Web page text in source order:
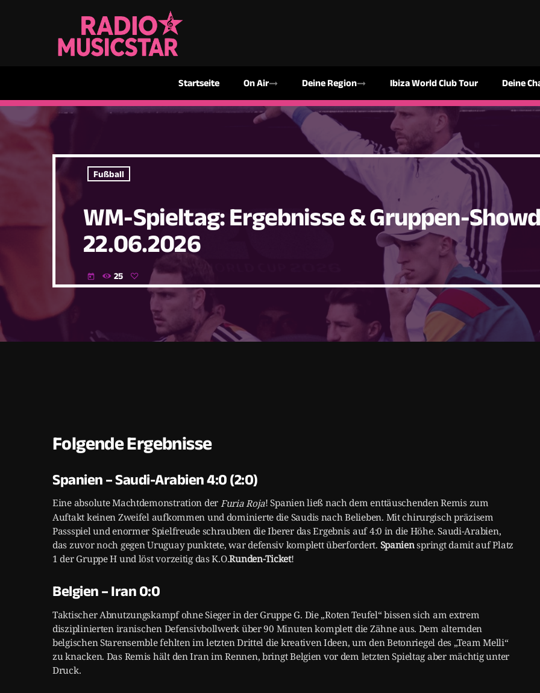
Startseite On Air Deine Region Ibiza World Club Tour Deine
Fußball
WM-Spieltag: Ergebnisse & Gruppen-
22.06.2026
today 25
Folgende Ergebnisse
Spanien – Saudi-Arabien 4:0 (2:0)
Eine absolute Machtdemonstration derFuria Roja! Spanien ließ nach dem enttäuschenden Remis zum
Auftakt keinen Zweifel aufkommen und dominierte die Saudis nach Belieben. Mit chirurgisch präzisem
Passspiel und enormer Spielfreude schraubten die Iberer das Ergebnis auf 4:0 in die Höhe. Saudi-Arabien,
das zuvor noch gegen Uruguay punktete, war defensiv komplett überfordert. Spanienspringt damit auf Platz
1 der Gruppe H und löst vorzeitig das K.O.Runden-Ticket!
Belgien – Iran 0:0
Taktischer Abnutzungskampf ohne Sieger in der Gruppe G. Die „Roten Teufel“ bissen sich am extrem
disziplinierten iranischen Defensivbollwerk über 90 Minuten komplett die Zähne aus. Dem alternden
belgischen Starensemble fehlten im letzten Drittel die kreativen Ideen, um den Betonriegel des „Team Melli“
zu knacken. Das Remis hält den Iran im Rennen, bringt Belgien vor dem letzten Spieltag aber mächtig unter
Druck.